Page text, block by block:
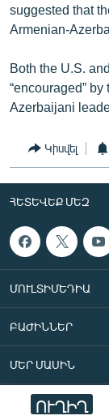
ՈՒՂԻՂ
suggested that
Armenian-
Both the U.S.
“encouraged”
Azerbaijani
Կիսվել
ՀԵՏԵՎԵՔ ՄԵԶ
ՄՈՒԼՏԻՄԵԴԻԱ
ԲԱԺԻՆՆԵՐ
ՄԵՐ ՄԱՍԻՆ